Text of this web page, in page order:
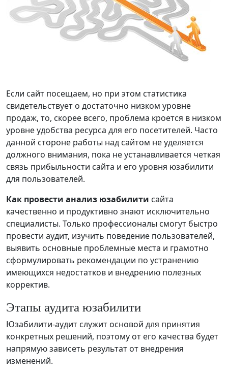
Если сайт посещаем, но при этом статистика
свидетельствует о достаточно низком уровне
продаж, то, скорее всего, проблема кроется в низком
уровне удобства ресурса для его посетителей. Часто
данной стороне работы над сайтом не уделяется
должного внимания, пока не устанавливается четкая
связь прибыльности сайта и его уровня юзабилити
для пользователей.
Как провести анализ юзабилити сайта
качественно и продуктивно знают исключительно
специалисты. Только профессионалы смогут быстро
провести аудит, изучить поведение пользователей,
выявить основные проблемные места и грамотно
сформулировать рекомендации по устранению
имеющихся недостатков и внедрению полезных
корректив.
Этапы аудита юзабилити
Юзабилити-аудит служит основой для принятия
конкретных решений, поэтому от его качества будет
напрямую зависеть результат от внедрения
изменений.